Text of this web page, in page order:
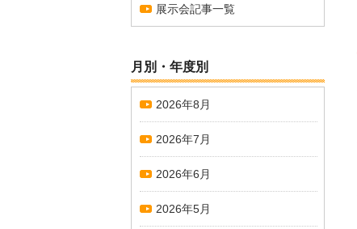
展示会記事一覧
月別・年度別
2026年8月
2026年7月
2026年6月
2026年5月